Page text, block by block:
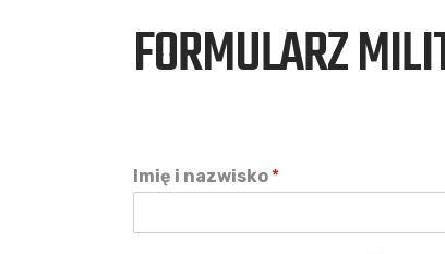
FORMULARZ
Imię i nazwisko *